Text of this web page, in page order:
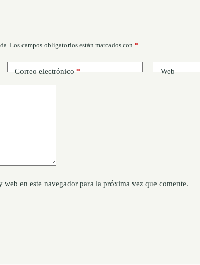
Los campos obligatorios están marcados con *
Correo electrónico* Web
en este navegador para la próxima vez que comente.